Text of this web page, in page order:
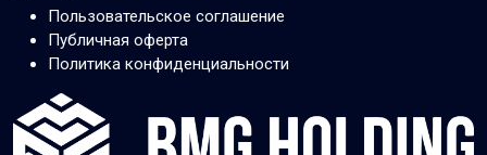
Пользовательское соглашение
Публичная оферта
Политика конфиденциальности